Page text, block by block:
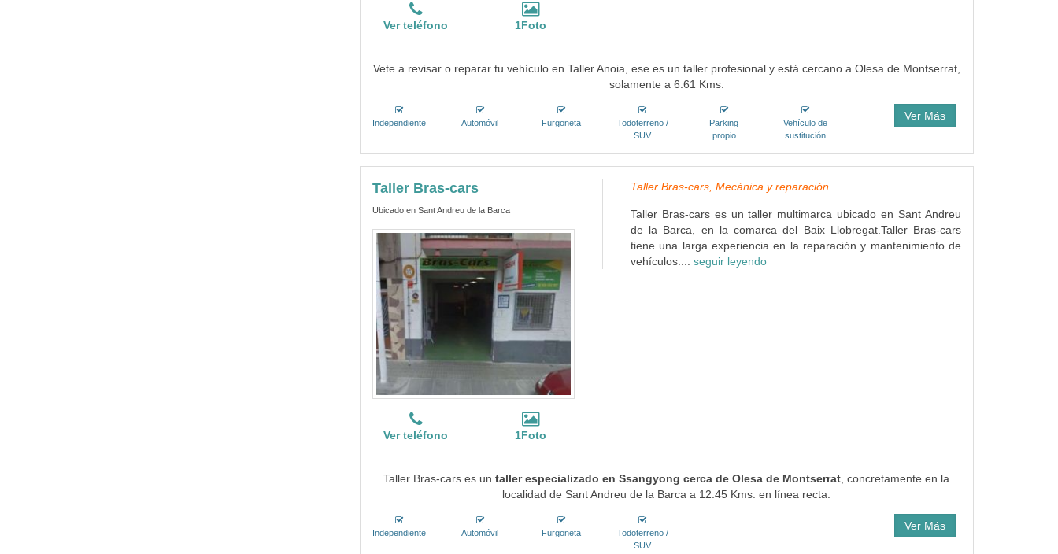
Ver teléfono 1Foto
Vete a revisar o reparar tu vehículo en Taller Anoia, ese es un taller profesional y está cercano a Olesa de Montserrat,
solamente a 6.61 Kms.
Independiente Automóvil Furgoneta
Todoterreno /
SUV
Parking
propio
Vehículo de
sustitución
Ver Más
Taller Bras-cars
Ubicado en Sant Andreu de la Barca
Ver teléfono 1Foto
Taller Bras-cars, Mecánica y reparación
Taller Bras-cars es un taller multimarca ubicado en Sant Andreu
de la Barca, en la comarca del Baix Llobregat.Taller Bras-cars
tiene una larga experiencia en la reparación y mantenimiento de
vehículos.... seguir leyendo
Taller Bras-cars es untaller especializado en Ssangyong cerca de Olesa de Montserrat , concretamente en la
localidad de Sant Andreu de la Barca a 12.45 Kms. en línea recta.
Independiente Automóvil Furgoneta
Todoterreno /
SUV
Ver Más